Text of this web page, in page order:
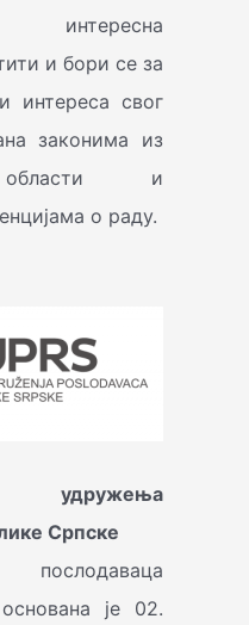
интересна
и бори се за
интереса свог
законима из
области и
о раду.
Српске
је 02.